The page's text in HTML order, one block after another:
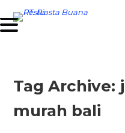
Tag Archive:
murah bali